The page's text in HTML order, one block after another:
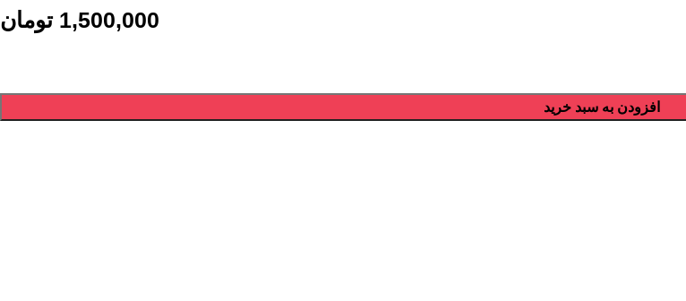
1,500,000 تومان
افزودن به سبد خرید